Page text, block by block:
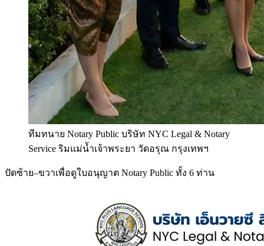
ทีมทนาย Notary Public บริษัท NYC Legal & Notary
Service ริมแม่น้ำเจ้าพระยา วัดอรุณ กรุงเทพฯ
ปัดซ้าย–ขวาเพื่อดูใบอนุญาต Notary Public ทั้ง 6 ท่าน